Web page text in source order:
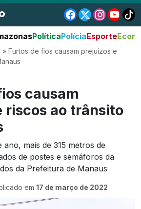
PolíticaPolíciaEsporte
» Furtos de fios causam prejuízos e
causam
riscos ao trânsito
ano, mais de 315 metros de
de postes e semáforos da
da Prefeitura de Manaus
em 17 de março de 2022